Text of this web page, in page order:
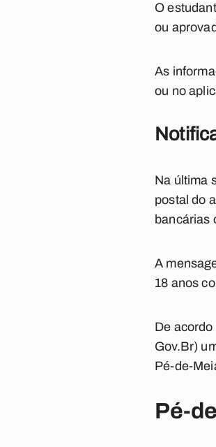
O
ou
As
ou no
Na última
postal do
bancárias
A
18 anos
De
Gov.Br)
Pé-de-
Pé-